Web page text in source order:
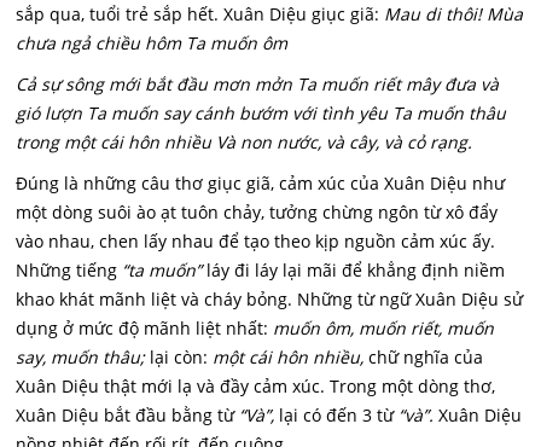
sắp qua, tuổi trẻ sắp hết. Xuân Diệu giục giã: Mau di thôi! Mùa
chưa ngả chiều hôm Ta muốn ôm
Cả sự sông mới bắt đầu mơn mởn Ta muốn riết mây đưa và
gió lượn Ta muốn say cánh bướm với tình yêu Ta muốn thâu
trong một cái hôn nhiều Và non nước, và cây, và cỏ rạng.
Đúng là những câu thơ giục giã, cảm xúc của Xuân Diệu như
một dòng suôi ào ạt tuôn chảy, tưởng chừng ngôn từ xô đẩy
vào nhau, chen lấy nhau để tạo theo kịp nguồn cảm xúc ấy.
Những tiếng “ta muốn”láy đi láy lại mãi để khẳng định niềm
khao khát mãnh liệt và cháy bỏng. Những từ ngữ Xuân Diệu sử
dụng ở mức độ mãnh liệt nhất: muốn ôm, muốn riết, muốn
say, muốn thâu;lại còn: một cái hôn nhiều, chữ nghĩa của
Xuân Diệu thật mới lạ và đầy cảm xúc. Trong một dòng thơ,
Xuân Diệu bắt đầu bằng từ “Và”, lại có đến 3 từ “và”. Xuân Diệu